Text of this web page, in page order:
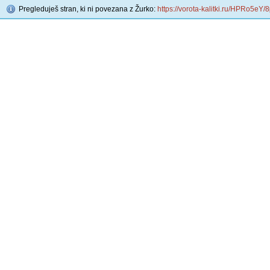
Pregleduješ stran, ki ni povezana z Žurko: https://vorota-kalitki.ru/HPRo5eY/